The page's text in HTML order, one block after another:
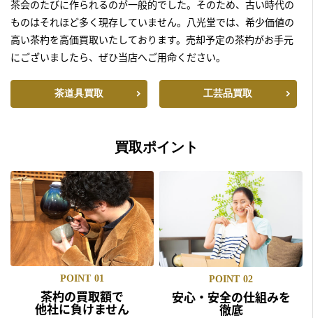
茶会のたびに作られるのが一般的でした。 そのため、古い時代の
ものはそれほど多く現存していません。八光堂では、希少価値の
高い茶杓を高価買取いたしております。 売却予定の茶杓がお手元
にございましたら、ぜひ当店へご用命ください。
茶道具買取 工芸品買取
買取ポイント
POINT 01
茶杓の買取額で
他社に負けません
POINT 02
安心・安全の仕組みを
徹底